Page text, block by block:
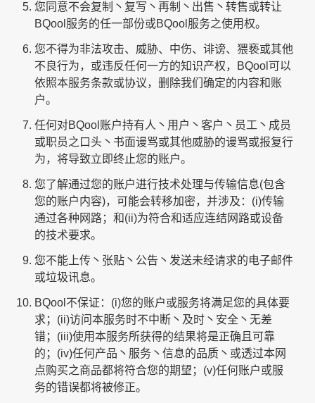
您同意不会复制丶复写丶再制丶出售丶转售或转让
BQool服务的任一部份或BQool服务之使用权。
您不得为非法攻击、威胁、中伤、诽谤、猥亵或其他
不良行为，或违反任何一方的知识产权，BQool可以
依照本服务条款或协议，删除我们确定的内容和账
户。
任何对BQool账户持有人丶用户丶客户丶员工丶成员
或职员之口头丶书面谩骂或其他威胁的谩骂或报复行
为，将导致立即终止您的账户。
您了解通过您的账户进行技术处理与传输信息(包含
您的账户内容)，可能会转移加密，并涉及：(i)传输
通过各种网路；和(ii)为符合和适应连结网路或设备
的技术要求。
您不能上传丶张贴丶公告丶发送未经请求的电子邮件
或垃圾讯息。
BQool不保证：(i)您的账户或服务将满足您的具体要
求；(ii)访问本服务时不中断丶及时丶安全丶无差
错；(iii)使用本服务所获得的结果将是正确且可靠
的；(iv)任何产品丶服务丶信息的品质丶或透过本网
点购买之商品都将符合您的期望；(v)任何账户或服
务的错误都将被修正。